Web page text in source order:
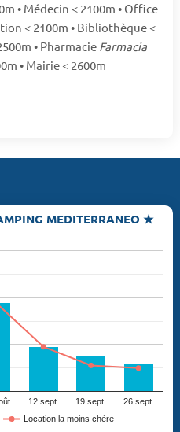
• Médecin < 2100m • Office
< 2100m • Bibliothèque <
• Pharmacie Farmacia
• Mairie < 2600m
MEDITERRANEO ★
Location la moins chère
12 sept. 19 sept. 26 sept.